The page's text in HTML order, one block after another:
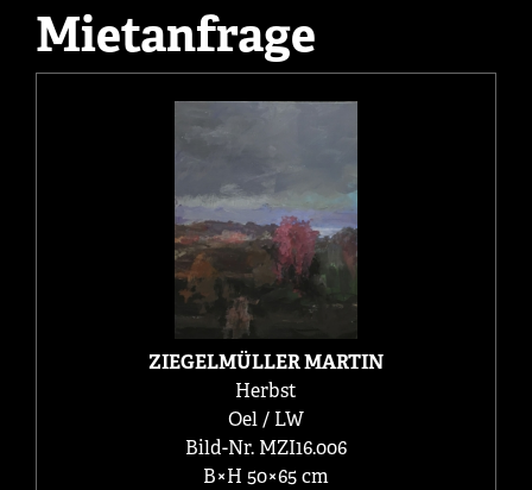
Mietanfrage
ZIEGELMÜLLER MARTIN
Herbst
Oel / LW
Bild-Nr. MZI16.006
B×H 50×65 cm